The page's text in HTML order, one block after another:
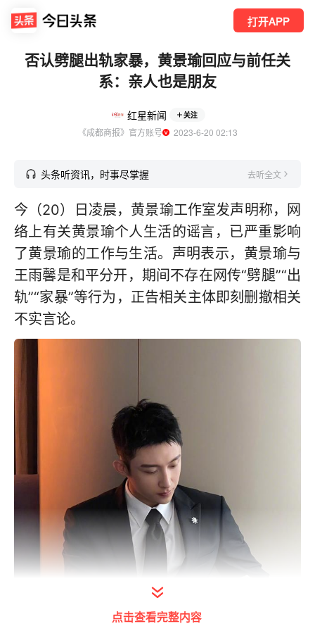
打开APP
否认劈腿出轨家暴，黄景瑜回应与前任关
系：亲人也是朋友
红星新闻 关注
《成都商报》官方账号
  2023-6-20 02:13
头条听资讯，时事尽掌握 去听全文
今（20）日凌晨，黄景瑜工作室发声明称，网
络上有关黄景瑜个人生活的谣言，已严重影响
了黄景瑜的工作与生活。声明表示，黄景瑜与
王雨馨是和平分开，期间不存在网传“劈腿”“出
轨”“家暴”等行为，正告相关主体即刻删撤相关
不实言论。
点击查看完整内容